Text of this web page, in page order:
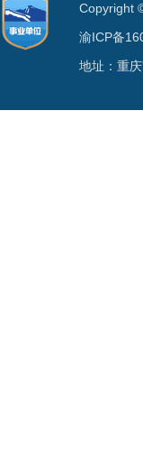
Copyright
渝ICP备
地址：重